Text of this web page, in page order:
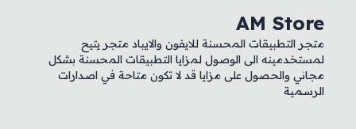
AM Store
متجر التطبيقات المحسنة للايفون والايباد متجر يتيح
لمستخدمينه الى الوصول لمزايا التطبيقات المحسنة بشكل
مجاني والحصول على مزايا قد لا تكون متاحة في اصدارات
الرسمية